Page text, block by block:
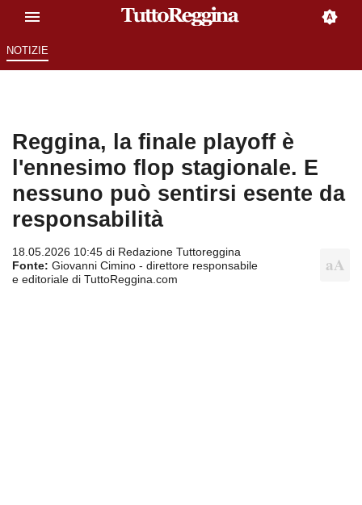
NOTIZIE
Reggina, la finale playoff è
l'ennesimo flop stagionale. E
nessuno può sentirsi esente da
responsabilità
18.05.2026 10:45 di Redazione Tuttoreggina
Fonte: Giovanni Cimino - direttore responsabile
e editoriale di TuttoReggina.com